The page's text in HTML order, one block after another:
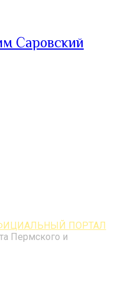
Саровский
ПОРТАЛ
Пермского и